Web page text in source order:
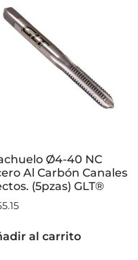
Ø4-40 NC
Al Carbón Canales
(5pzas) GLT®
al carrito